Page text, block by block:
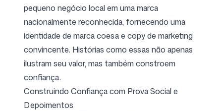
pequeno negócio local em uma marca
nacionalmente reconhecida, fornecendo uma
identidade de marca coesa e copy de marketing
convincente. Histórias como essas não apenas
ilustram seu valor, mas também constroem
confiança.
Construindo Confiança com Prova Social e
Depoimentos